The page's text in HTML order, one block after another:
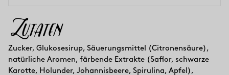
Zutaten
Zucker, Glukosesirup, Säuerungsmittel (Citronensäure),
natürliche Aromen, färbende Extrakte (Saflor, schwarze
Karotte, Holunder, Johannisbeere, Spirulina, Apfel),